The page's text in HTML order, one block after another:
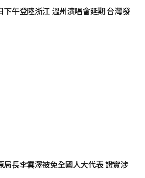
下午登陸浙江 溫州演唱會延期 台灣發
局長李雲澤被免全國人大代表 證實涉